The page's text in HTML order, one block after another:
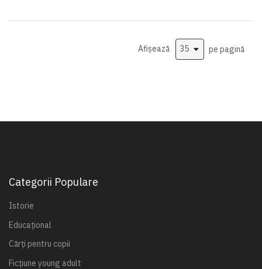
Afișează pe pagină
Categorii Populare
Istorie
Educațional
Cărți pentru copii
Ficțiune young adult